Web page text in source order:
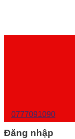
0777091090
Đăng nhập